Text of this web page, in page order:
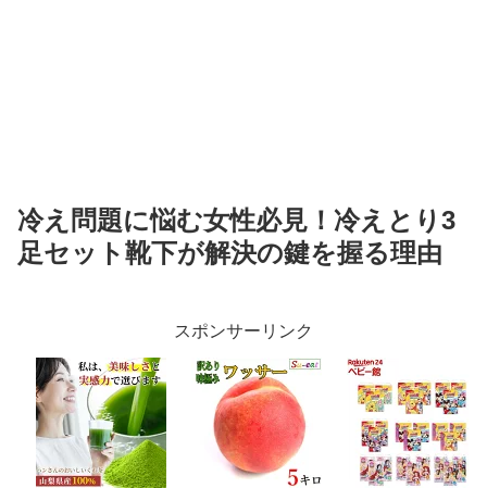
冷え問題に悩む女性必見！冷えとり3
足セット靴下が解決の鍵を握る理由
スポンサーリンク